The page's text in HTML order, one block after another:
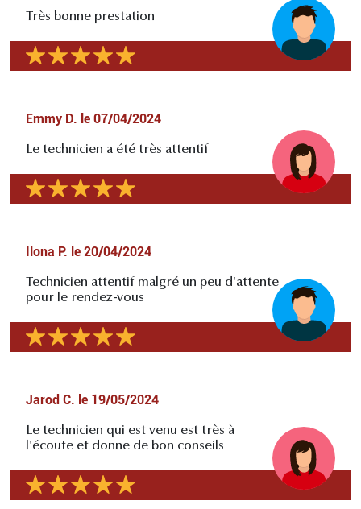
Très bonne prestation
Emmy D. le 07/04/2024
Le technicien a été très attentif
Ilona P. le 20/04/2024
Technicien attentif malgré un peu d'attente
pour le rendez-vous
Jarod C. le 19/05/2024
Le technicien qui est venu est très à
l'écoute et donne de bon conseils